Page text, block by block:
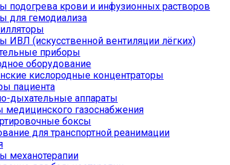
подогрева крови и инфузионных растворов
для гемодиализа
ИВЛ (искусственной вентиляции лёгких)
приборы
оборудование
кислородные концентраторы
пациента
дыхательные аппараты
медицинского газоснабжения
боксы
для транспортной реанимации
механотерапии